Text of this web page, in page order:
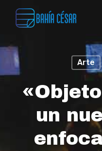
content
Arte
un